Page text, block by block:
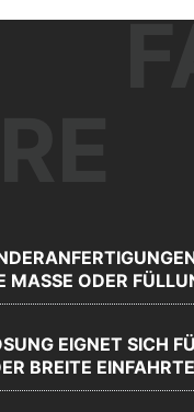
uns an
MASSE ODER
EIGNET SICH
BREITE